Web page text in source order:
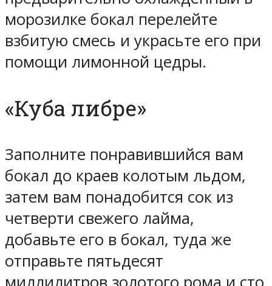
морозилке бокал перелейте
взбитую смесь и украсьте его при
помощи лимонной цедры.
«Куба либре»
Заполните понравившийся вам
бокал до краев колотым льдом,
затем вам понадобится сок из
четверти свежего лайма,
добавьте его в бокал, туда же
отправьте пятьдесят